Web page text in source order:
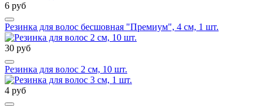
6 руб
Резинка для волос бесшовная "Премиум", 4 см, 1 шт.
30 руб
Резинка для волос 2 см, 10 шт.
4 руб